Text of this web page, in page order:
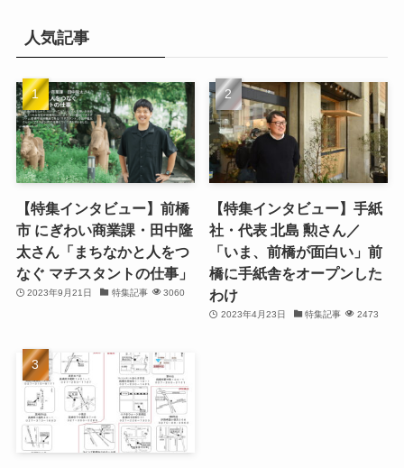
人気記事
【特集インタビュー】前橋
市 にぎわい商業課・田中隆
太さん「まちなかと人をつ
なぐ マチスタントの仕事」
2023年9月21日 特集記事 3060
【特集インタビュー】手紙
社・代表 北島 勲さん／
「いま、前橋が面白い」前
橋に手紙舎をオープンした
わけ
2023年4月23日 特集記事 2473